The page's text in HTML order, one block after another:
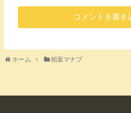
コメントを書き
ホーム 相葉マナブ